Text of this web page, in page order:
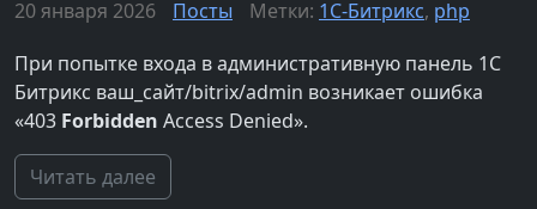
20 января 2026 Посты Метки: 1С-Битрикс, php
При попытке входа в административную панель 1С
Битрикс ваш_сайт/bitrix/admin возникает ошибка
«403 Forbidden Access Denied».
Читать далее